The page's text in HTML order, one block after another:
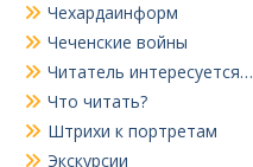
Чехардаинформ
Чеченские войны
Читатель интересуется…
Что читать?
Штрихи к портретам
Экскурсии